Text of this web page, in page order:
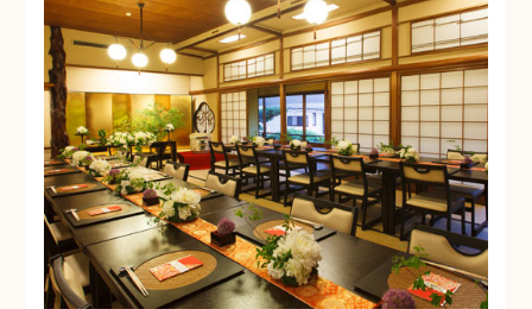
神社.jpチャンネル